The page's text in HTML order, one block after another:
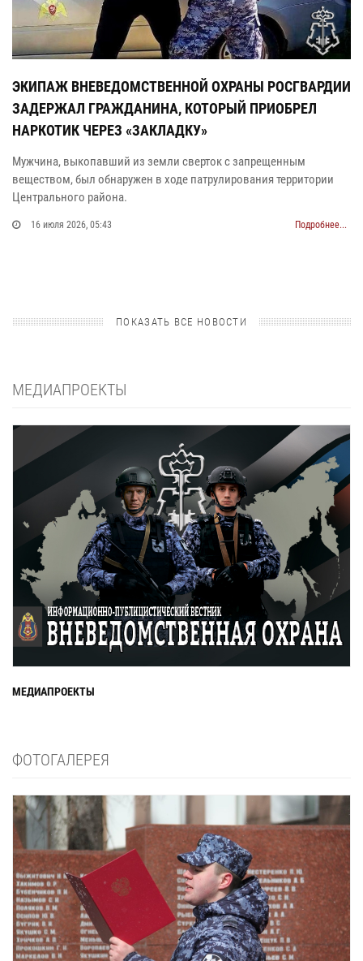
ЭКИПАЖ ВНЕВЕДОМСТВЕННОЙ ОХРАНЫ РОСГВАРДИИ
ЗАДЕРЖАЛ ГРАЖДАНИНА, КОТОРЫЙ ПРИОБРЕЛ
НАРКОТИК ЧЕРЕЗ «ЗАКЛАДКУ»
Мужчина, выкопавший из земли сверток с запрещенным
веществом, был обнаружен в ходе патрулирования территории
Центрального района.
16 июля 2026, 05:43 Подробнее...
ПОКАЗАТЬ ВСЕ НОВОСТИ
МЕДИАПРОЕКТЫ
МЕДИАПРОЕКТЫ
ФОТОГАЛЕРЕЯ